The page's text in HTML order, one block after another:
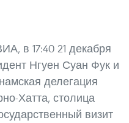
в 17:40 21 декабря
Нгуен Суан Фук и
делегация
Хатта, столица
визит